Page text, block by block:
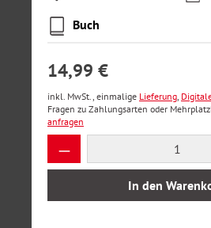
Buch
14,99 €
inkl. MwSt., einmalige Lieferung,
Fragen zu Zahlungsarten oder
anfragen
Produkt Anzahl: Gib
In den